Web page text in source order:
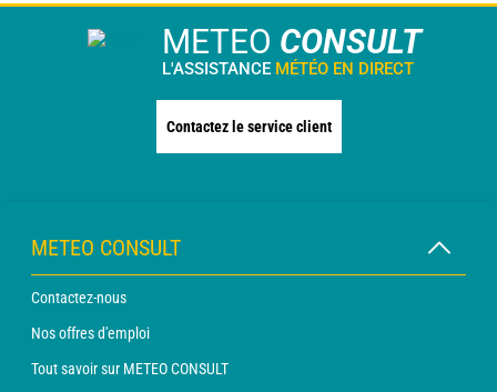
METEO CONSULT
L'ASSISTANCE MÉTÉO EN DIRECT
Contactez le service client
METEO CONSULT
Contactez-nous
Nos offres d'emploi
Tout savoir sur METEO CONSULT